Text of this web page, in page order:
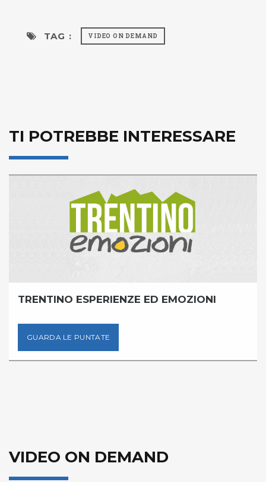
TAG : VIDEO ON DEMAND
TI POTREBBE INTERESSARE
TRENTINO ESPERIENZE ED EMOZIONI
GUARDA LE PUNTATE
VIDEO ON DEMAND